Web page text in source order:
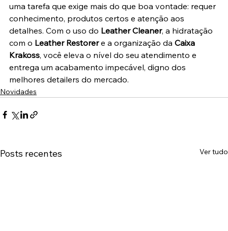
uma tarefa que exige mais do que boa vontade: requer
conhecimento, produtos certos e atenção aos
detalhes. Com o uso do Leather Cleaner, a hidratação
com o Leather Restorer e a organização da Caixa
Krakoss, você eleva o nível do seu atendimento e
entrega um acabamento impecável, digno dos
melhores detailers do mercado.
Novidades
Posts recentes Ver tudo